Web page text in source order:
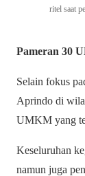
ritel saat
Pameran 30
Selain fokus
Aprindo di
UMKM yang
Keseluruhan
namun juga